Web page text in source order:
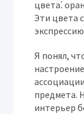
цвета⁚
Эти цвета
Я понял,
предмета.
интерьер